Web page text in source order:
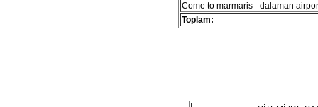
Come to marmaris - dalaman
Toplam: